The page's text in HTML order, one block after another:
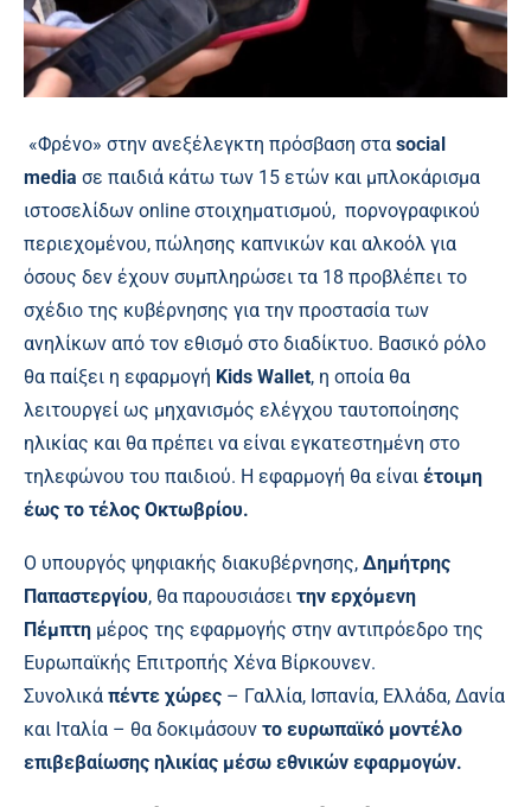
«Φρένο» στην ανεξέλεγκτη πρόσβαση στα social
media σε παιδιά κάτω των 15 ετών και μπλοκάρισμα
ιστοσελίδων online στοιχηματισμού, πορνογραφικού
περιεχομένου, πώλησης καπνικών και αλκοόλ για
όσους δεν έχουν συμπληρώσει τα 18 προβλέπει το
σχέδιο της κυβέρνησης για την προστασία των
ανηλίκων από τον εθισμό στο διαδίκτυο. Βασικό ρόλο
θα παίξει η εφαρμογή Kids Wallet, η οποία θα
λειτουργεί ως μηχανισμός ελέγχου ταυτοποίησης
ηλικίας και θα πρέπει να είναι εγκατεστημένη στο
τηλεφώνου του παιδιού. Η εφαρμογή θα είναι έτοιμη
έως το τέλος Οκτωβρίου.
Ο υπουργός ψηφιακής διακυβέρνησης, Δημήτρης
Παπαστεργίου, θα παρουσιάσει την ερχόμενη
Πέμπτη μέρος της εφαρμογής στην αντιπρόεδρο της
Ευρωπαϊκής Επιτροπής Χένα Βίρκουνεν.
Συνολικά πέντε χώρες – Γαλλία, Ισπανία, Ελλάδα, Δανία
και Ιταλία – θα δοκιμάσουν το ευρωπαϊκό μοντέλο
επιβεβαίωσης ηλικίας μέσω εθνικών εφαρμογών.